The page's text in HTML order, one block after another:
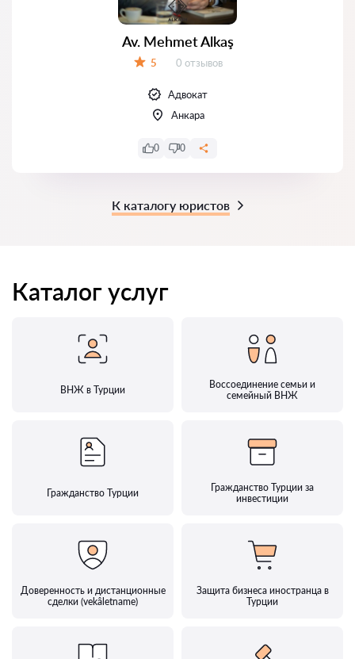
Av. Mehmet Alkaş
5 Отзывов:
0 отзывов
Адвокат
Анкара
0 0
К каталогу юристов
Каталог услуг
ВНЖ в Турции
Воссоединение семьи и
семейный ВНЖ
Гражданство Турции
Гражданство Турции за
инвестиции
Доверенность и дистанционные
сделки (vekâletname)
Защита бизнеса иностранца в
Турции